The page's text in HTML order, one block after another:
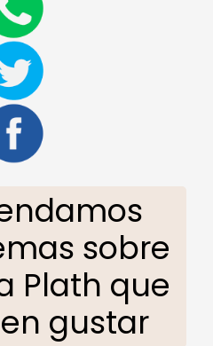
sobre
Plath que
gustar